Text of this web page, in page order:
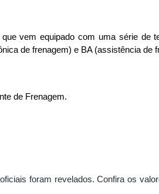
vem equipado com uma série de
de frenagem) e BA (assistência
de Frenagem.
foram revelados.Confira os